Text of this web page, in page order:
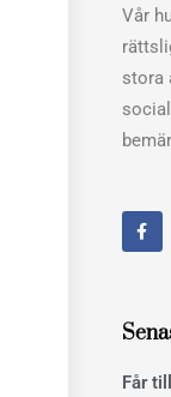
Vår
stora
F
a
c
k
Får